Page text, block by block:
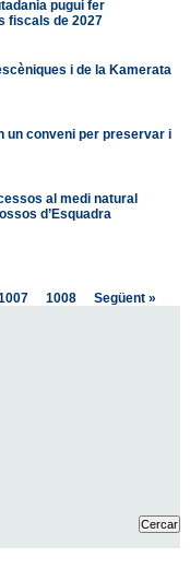
pugui fer
fiscals de 2027
i de la Kamerata
un conveni per preservar i
al medi natural
d’Esquadra
1008 Següent »